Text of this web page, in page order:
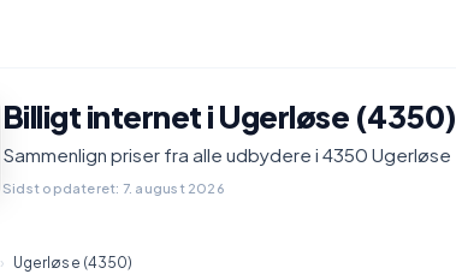
Billigt internet i Ugerløse (4350)
Sammenlign priser fra alle udbydere i 4350 Ugerløse
Sidst opdateret: 7. august 2026
› Ugerløse (4350)